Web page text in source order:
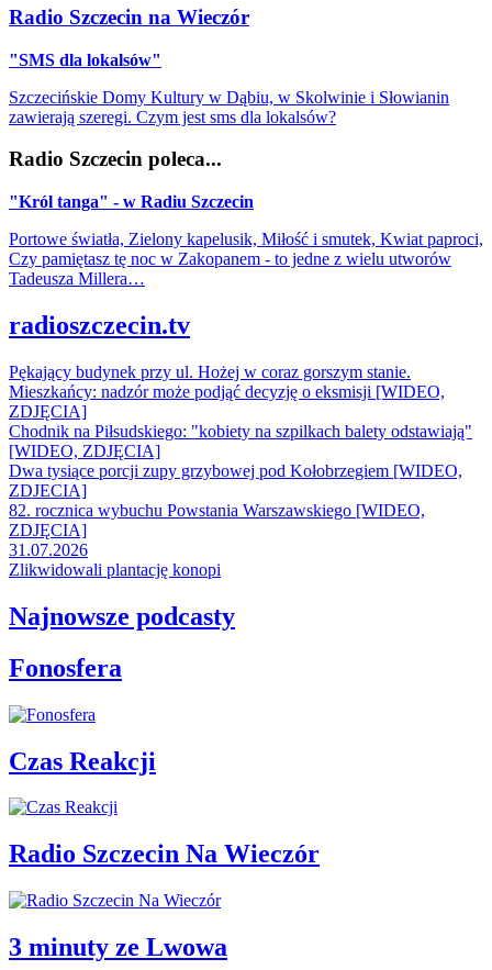
Radio Szczecin na Wieczór
"SMS dla lokalsów"
Szczecińskie Domy Kultury w Dąbiu, w Skolwinie i Słowianin
zawierają szeregi. Czym jest sms dla lokalsów?
Radio Szczecin poleca...
"Król tanga" - w Radiu Szczecin
Portowe światła, Zielony kapelusik, Miłość i smutek, Kwiat paproci,
Czy pamiętasz tę noc w Zakopanem - to jedne z wielu utworów
Tadeusza Millera…
radioszczecin.tv
Pękający budynek przy ul. Hożej w coraz gorszym stanie.
Mieszkańcy: nadzór może podjąć decyzję o eksmisji [WIDEO,
ZDJĘCIA]
Chodnik na Piłsudskiego: "kobiety na szpilkach balety odstawiają"
[WIDEO, ZDJĘCIA]
Dwa tysiące porcji zupy grzybowej pod Kołobrzegiem [WIDEO,
ZDJECIA]
82. rocznica wybuchu Powstania Warszawskiego [WIDEO,
ZDJĘCIA]
31.07.2026
Zlikwidowali plantację konopi
Najnowsze podcasty
Fonosfera
Czas Reakcji
Radio Szczecin Na Wieczór
3 minuty ze Lwowa